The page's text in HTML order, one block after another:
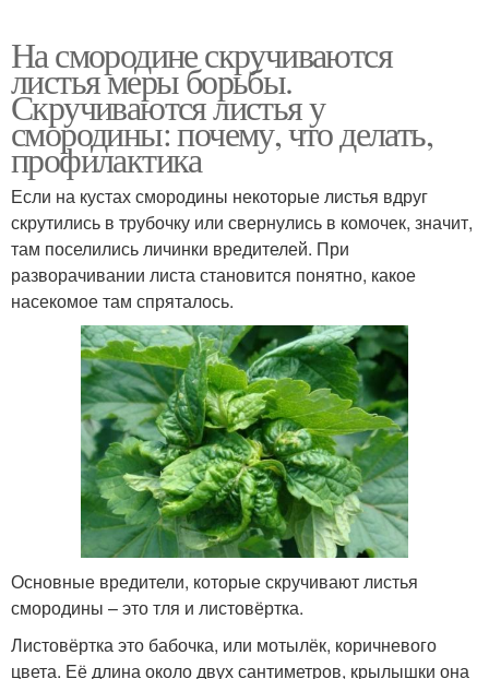
На смородине скручиваются
листья меры борьбы.
Скручиваются листья у
смородины: почему, что делать,
профилактика
Если на кустах смородины некоторые листья вдруг
скрутились в трубочку или свернулись в комочек, значит,
там поселились личинки вредителей. При
разворачивании листа становится понятно, какое
насекомое там спряталось.
Основные вредители, которые скручивают листья
смородины – это тля и листовёртка.
Листовёртка это бабочка, или мотылёк, коричневого
цвета. Её длина около двух сантиметров, крылышки она